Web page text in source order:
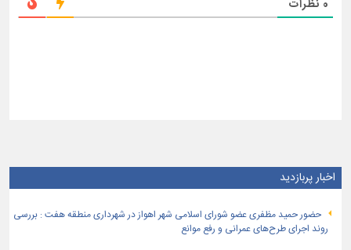
0 نظرات
اخبار پربازدید
حضور حمید مظفری عضو شورای اسلامی شهر اهواز در شهرداری منطقه هفت : بررسی
روند اجرای طرح‌های عمرانی و رفع موانع